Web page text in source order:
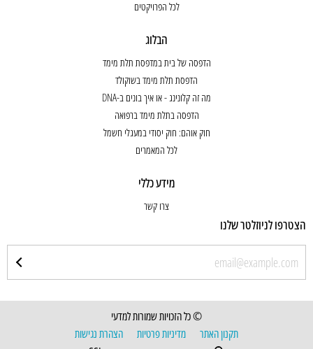
לכל הפרויקטים
הבלוג
הדפסה של בית במדפסת תלת מימד
הדפסת תלת מימד בשוקולד
מה זה קלונינג - או איך בונים ב-DNA
הדפסה בתלת מימד ברפואה
חוק אוהם: חוק יסודי במעגלי חשמל
לכל המאמרים
מידע כללי
צרו קשר
הצטרפו לניוזלטר שלנו
© כל הזכויות שמורות למדעי
תקנון האתר
מדיניות פרטיות
הצהרת נגישות